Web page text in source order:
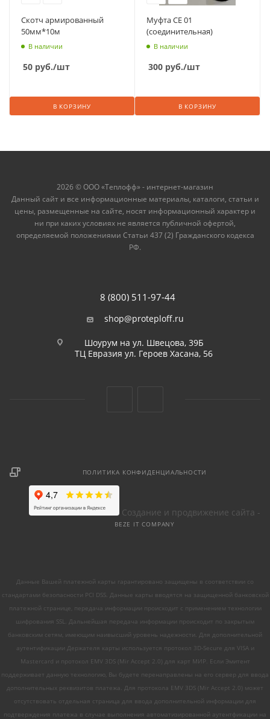
Скотч армированный
50мм*10м
В наличии
50 руб./шт
В КОРЗИНУ
Муфта CE 01
(соединительная)
В наличии
300 руб./шт
В КОРЗИНУ
2026 © ООО «Теплофф» - интернет-магазин
Данный сайт и все информационные материалы, каталоги, статьи и
цены, размещенные на сайте, носят информационный характер и
ни при каких условиях не является публичной офертой,
определяемой положениями Статьи 437 (2) Гражданского кодекса
РФ.
8 (800) 511-97-44
shop@proteploff.ru
Шоурум на ул. Швецова, 39Б
ТЦ Евразия ул. Героев Хасана, 56
ПОЛИТИКА КОНФИДЕНЦИАЛЬНОСТИ
Создание и продвижение сайта -
BEZE IT COMPANY
Данные Вашей платежной карты гарантировано защищены в соответствии со
стандартами безопасности PCI DSS. Данные карты вводятся на защищенной банковской
платежной странице, передача информации происходит с применением технологии
шифрования SSL. Дальнейшая передача информации происходит по закрытым
банковским сетям, имеющим наивысший уровень надежности. Для дополнительной
аутентификации Держателя карты используется протокол 3D-Secure для VISA и
Mastercard и протокол EMV 3DS (Mir Accept 2.0) для карт МИР. Если Эмитент
поддерживает данную технологию, Вы будете перенаправлены на его сервер для ввода
дополнительных реквизитов платежа. Для протокола EMV 3DS (Mir Accept 2.0) может
отсутствовать отдельная страница для ввода дополнительной информации для
подтверждения платежа в случае выполнения автоматизированной аутентфикации на